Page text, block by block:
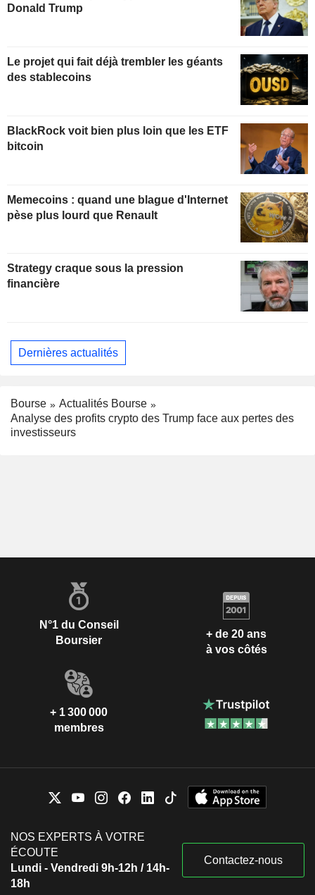
Donald Trump
Le projet qui fait déjà trembler les géants
des stablecoins
BlackRock voit bien plus loin que les ETF
bitcoin
Memecoins : quand une blague d'Internet
pèse plus lourd que Renault
Strategy craque sous la pression
financière
Dernières actualités
Bourse
Actualités Bourse
Analyse des profits crypto des Trump face aux pertes des
investisseurs
N°1 du Conseil
Boursier
+ de 20 ans
à vos côtés
+ 1 300 000
membres
NOS EXPERTS À VOTRE
ÉCOUTE
Lundi - Vendredi 9h-12h / 14h-
18h
Contactez-nous